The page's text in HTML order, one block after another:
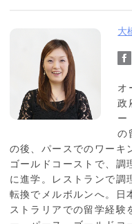
大
オ
政
ー
の
の後、パースでのワーキ
ゴールドコーストで、調
に進学。レストランで調
転換でメルボルンへ。日
ストラリアでの留学経験